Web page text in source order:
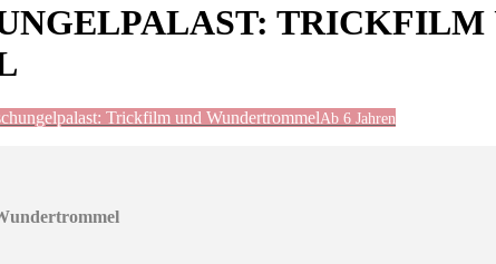
TRICKFILM
Trickfilm und WundertrommelAb 6 Jahren